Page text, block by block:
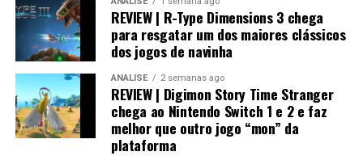
NoNintendo Switch 2, a qualidade gráfica
praticamente não fica devendo em relação às versões de
PlayStation 5 e Xbox, entregando uma experiência
muito próxima dos consoles mais potentes.
REVIEW | R-Type Dimensions 3 chega
para resgatar um dos maiores clássicos
dos jogos de navinha
ANÁLISE 2 semanas ago
REVIEW | Digimon Story Time Stranger
chega ao Nintendo Switch 1 e 2 e faz
melhor que outro jogo “mon” da
plataforma